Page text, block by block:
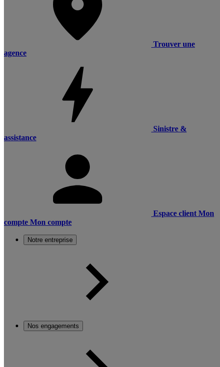
Trouver une
agence
Sinistre &
assistance
Espace client Mon
compte Mon compte
Notre entreprise
Nos engagements